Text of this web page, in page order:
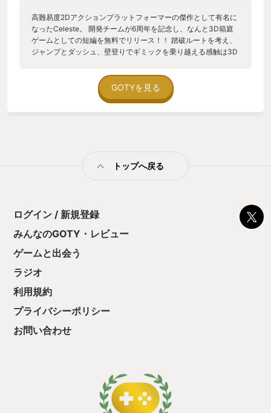
高難易度2Dアクションプラットフォーマーの傑作として有名に
なったCeleste。 開発チームが6周年を記念し、なんと3D箱庭
ゲームとしての短編を無料でリリース！！ 踏破ルートを考え、
ジャンプとダッシュ、壁登りでギミックを乗り越える感触は3D
ファンはマストプレイな一作。
GOTYを見る
トップへ戻る
ログイン / 新規登録
みんなのGOTY・レビュー
ゲームと出会う
ラジオ
利用規約
プライバシーポリシー
お問い合わせ